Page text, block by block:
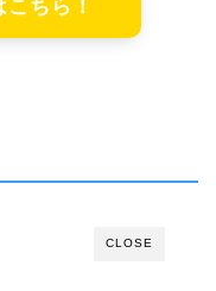
ちら！
CLOSE